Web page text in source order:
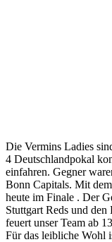
Die Vermins Ladies
4 Deutschlandpokal
einfahren. Gegner
Bonn Capitals. Mit
heute im Finale . Der
Stuttgart Reds und
feuert unser Team ab
Für das leibliche Wohl